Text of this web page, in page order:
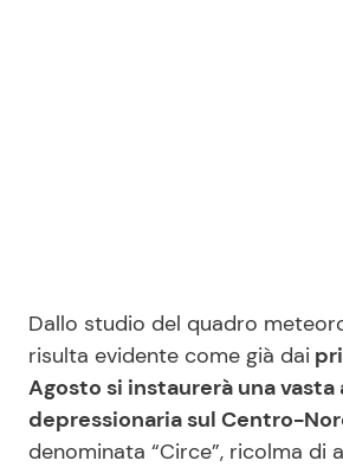
Contattaci
Pubblicità
Privacy Policy
Dallo studio del quadro
risulta evidente come già dai
Agosto si instaurerà una vasta
depressionaria sul Centro-
denominata “Circe”, ricolma di